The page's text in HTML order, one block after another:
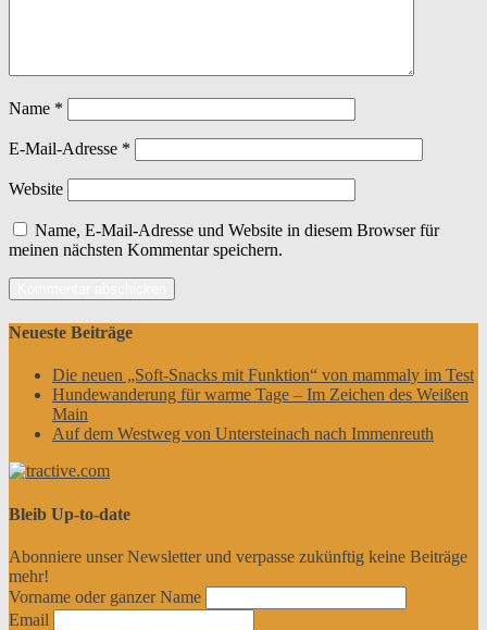
Name *
E-Mail-Adresse *
Website
Name, E-Mail-Adresse und Website in diesem Browser für
meinen nächsten Kommentar speichern.
Neueste Beiträge
Die neuen „Soft-Snacks mit Funktion“ von mammaly im Test
Hundewanderung für warme Tage – Im Zeichen des Weißen
Main
Auf dem Westweg von Untersteinach nach Immenreuth
Bleib Up-to-date
Abonniere unser Newsletter und verpasse zukünftig keine Beiträge
mehr!
Vorname oder ganzer Name
Email